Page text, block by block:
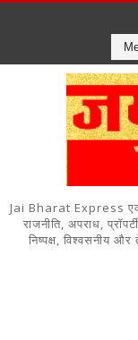
Jai Bharat Express एक
राजनीति, अपराध,
निष्पक्ष, विश्वसनीय